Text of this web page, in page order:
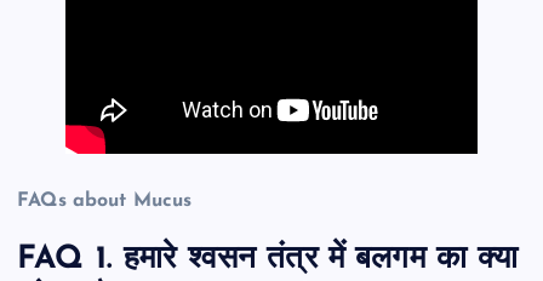
FAQs about Mucus
FAQ 1. हमारे श्वसन तंत्र में बलगम का क्या